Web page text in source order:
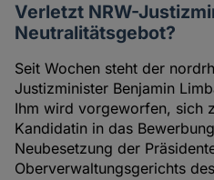
Verletzt NRW-
Neutralitätsgebot?
Seit Wochen steht der
Justizminister Benjamin
Ihm wird vorgeworfen, sich
Kandidatin in das
Neubesetzung der
Oberverwaltungsgerichts